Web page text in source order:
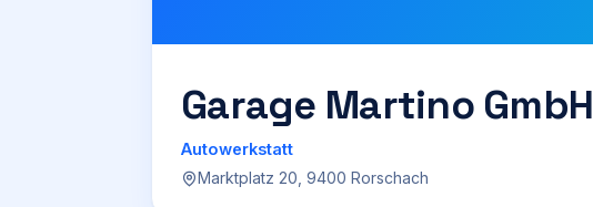
Garage Martino GmbH
Autowerkstatt
Marktplatz 20, 9400 Rorschach